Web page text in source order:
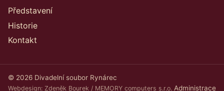
Představení
Historie
Kontakt
© 2026 Divadelní soubor Rynárec
Webdesign: Zdeněk Bourek / MEMORY computers s.r.o. Administrace